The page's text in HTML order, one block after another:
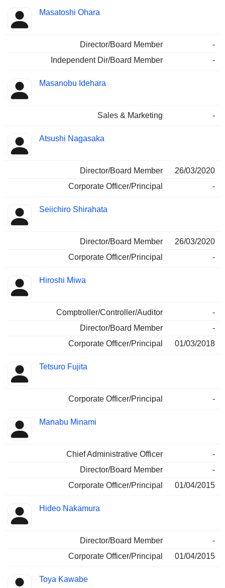
Masatoshi Ohara
Director/Board Member
-
Independent Dir/Board Member
-
Masanobu Idehara
Sales & Marketing -
Atsushi Nagasaka
Director/Board Member
26/03/2020
Corporate Officer/Principal
-
Seiichiro Shirahata
Director/Board Member
26/03/2020
Corporate Officer/Principal
-
Hiroshi Miwa
Comptroller/Controller/Auditor
-
Director/Board Member
-
Corporate Officer/Principal
01/03/2018
Tetsuro Fujita
Corporate Officer/Principal -
Manabu Minami
Chief Administrative Officer
-
Director/Board Member
-
Corporate Officer/Principal
01/04/2015
Hideo Nakamura
Director/Board Member
-
Corporate Officer/Principal
01/04/2015
Toya Kawabe